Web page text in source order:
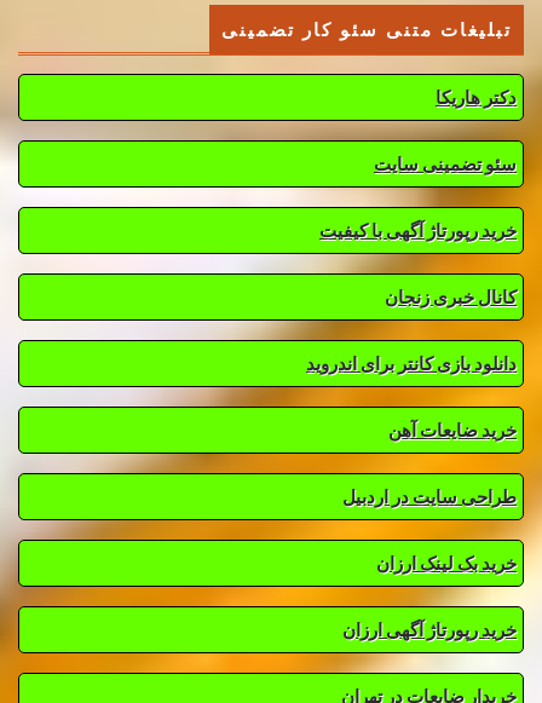
تبلیغات متنی سئو کار تضمینی
دکتر هاریکا
سئو تضمینی سایت
خرید رپورتاژ آگهی با کیفیت
کانال خبری زنجان
دانلود بازی کانتر برای اندروید
خرید ضایعات آهن
طراحی سایت در اردبیل
خرید بک لینک ارزان
خرید رپورتاژ آگهی ارزان
خریدار ضایعات در تهران